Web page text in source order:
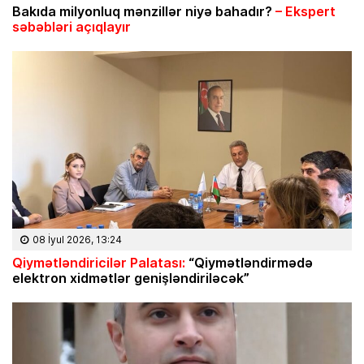
Bakıda milyonluq mənzillər niyə bahadır? – Ekspert
səbəbləri açıqlayır
08 İyul 2026, 13:24
Qiymətləndiricilər Palatası: “Qiymətləndirmədə
elektron xidmətlər genişləndiriləcək”